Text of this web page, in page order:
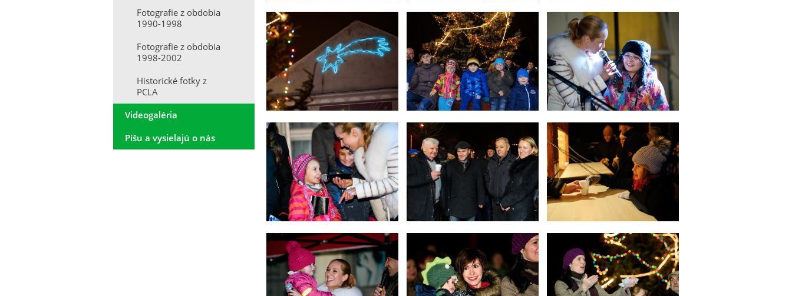
Fotografie z obdobia
1990-1998
Fotografie z obdobia
1998-2002
Historické fotky z
PCLA
Videogaléria
Píšu a vysielajú o nás